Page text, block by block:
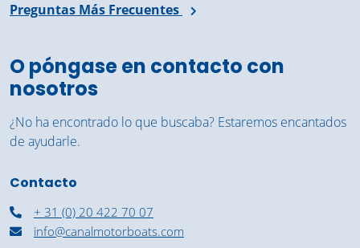
Preguntas Más Frecuentes
O póngase en contacto con
nosotros
¿No ha encontrado lo que buscaba? Estaremos encantados
de ayudarle.
Contacto
+ 31 (0) 20 422 70 07
info@canalmotorboats.com